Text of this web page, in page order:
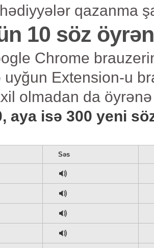
qazanma
10 söz
Chrome
uyğun Extension-u
olmadan da
aya isə 300 yeni
Səs